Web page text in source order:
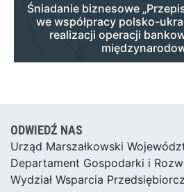
Śniadanie biznesowe
we współpracy polsko-
realizacji operacji
ODWIEDŹ NAS
Urząd Marszałkowski
Departament Gospodarki i
Wydział Wsparcia